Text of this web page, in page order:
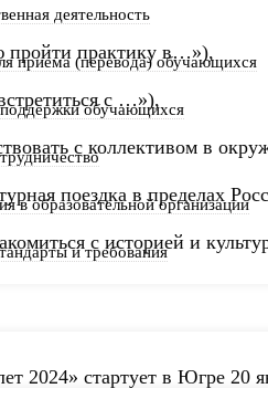
деятельность
приема (перевода) обучающихся
обучающихся
в образовательной организации
и требования
пройти практику в…»),
с …»),
с коллективом в
поездка в пределах
с историей и
2024» стартует в Югре 20